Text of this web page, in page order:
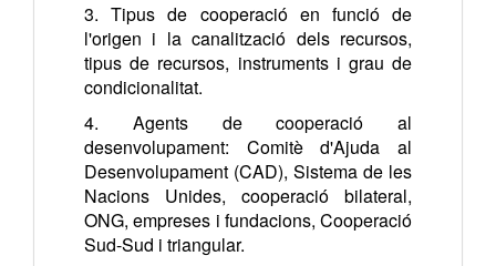
3. Tipus de cooperació en funció de
l'origen i la canalització dels recursos,
tipus de recursos, instruments i grau de
condicionalitat.
4. Agents de cooperació al
desenvolupament: Comitè d'Ajuda al
Desenvolupament (CAD), Sistema de les
Nacions Unides, cooperació bilateral,
ONG, empreses i fundacions, Cooperació
Sud-Sud i triangular.